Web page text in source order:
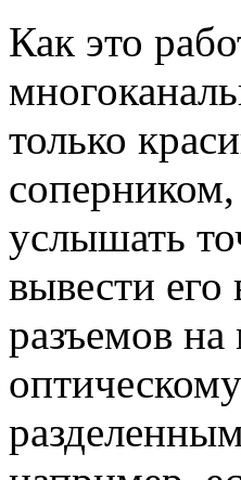
Как это
только
услышать
вывести его
разъемов